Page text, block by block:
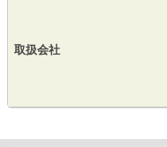
取扱会社